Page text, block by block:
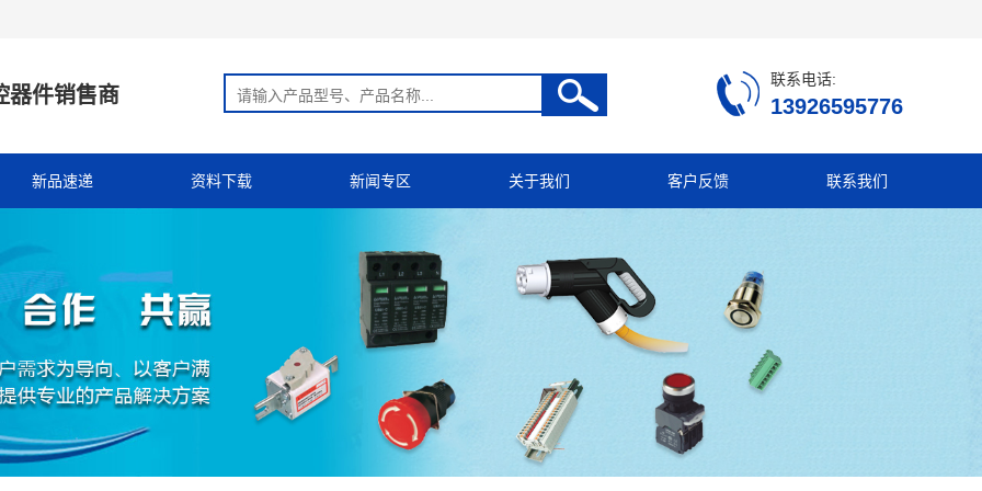
器件销售商
联系电话:
13926595776
新品速递 资料下载 新闻专区 关于我们 客户反馈 联系我们